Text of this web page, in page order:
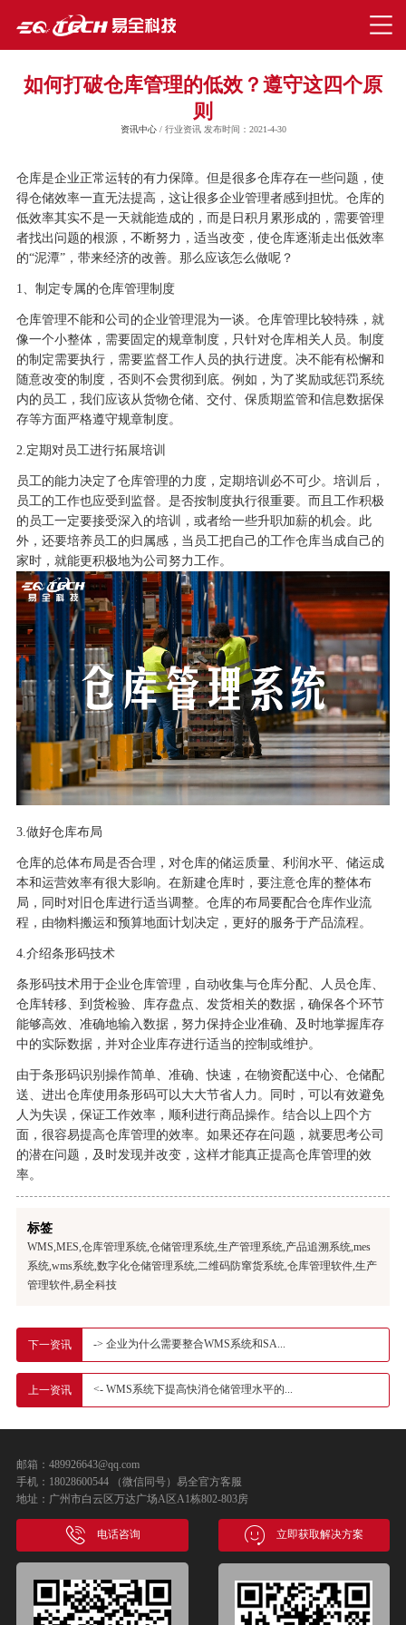
如何打破仓库管理的低效？遵守这四个原
则
资讯中心/ 行业资讯 发布时间：2021-4-30
仓库是企业正常运转的有力保障。但是很多仓库存在一些问题，使
得仓储效率一直无法提高，这让很多企业管理者感到担忧。仓库的
低效率其实不是一天就能造成的，而是日积月累形成的，需要管理
者找出问题的根源，不断努力，适当改变，使仓库逐渐走出低效率
的“泥潭”，带来经济的改善。那么应该怎么做呢？
1、制定专属的仓库管理制度
仓库管理不能和公司的企业管理混为一谈。仓库管理比较特殊，就
像一个小整体，需要固定的规章制度，只针对仓库相关人员。制度
的制定需要执行，需要监督工作人员的执行进度。决不能有松懈和
随意改变的制度，否则不会贯彻到底。例如，为了奖励或惩罚系统
内的员工，我们应该从货物仓储、交付、保质期监管和信息数据保
存等方面严格遵守规章制度。
2.定期对员工进行拓展培训
员工的能力决定了仓库管理的力度，定期培训必不可少。培训后，
员工的工作也应受到监督。是否按制度执行很重要。而且工作积极
的员工一定要接受深入的培训，或者给一些升职加薪的机会。此
外，还要培养员工的归属感，当员工把自己的工作仓库当成自己的
家时，就能更积极地为公司努力工作。
3. 做好仓库布局
仓库的总体布局是否合理，对仓库的储运质量、利润水平、储运成
本和运营效率有很大影响。在新建仓库时，要注意仓库的整体布
局，同时对旧仓库进行适当调整。仓库的布局要配合仓库作业流
程，由物料搬运和预算地面计划决定，更好的服务于产品流程。
4. 介绍条形码技术
条形码技术用于企业仓库管理，自动收集与仓库分配、人员仓库、
仓库转移、到货检验、库存盘点、发货相关的数据，确保各个环节
能够高效、准确地输入数据，努力保持企业准确、及时地掌握库存
中的实际数据，并对企业库存进行适当的控制或维护。
由于条形码识别操作简单、准确、快速，在物资配送中心、仓储配
送、进出仓库使用条形码可以大大节省人力。同时，可以有效避免
人为失误，保证工作效率，顺利进行商品操作。 结合以上四个方
面，很容易提高仓库管理的效率。如果还存在问题，就要思考公司
的潜在问题，及时发现并改变，这样才能真正提高仓库管理的效
率。
标签
WMS,MES,仓库管理系统,仓储管理系统,生产管理系统,产品追溯系统,mes
系统,wms系统,数字化仓储管理系统,二维码防窜货系统,仓库管理软件,生产
管理软件,易全科技
下一资讯 -> 企业为什么需要整合WMS系统和SA...
上一资讯 <- WMS系统下提高快消仓储管理水平的...
邮箱：489926643@qq.com
手机：18028600544 （微信同号）易全官方客服
地址：广州市白云区万达广场A区A1栋802-803房
电话咨询 立即获取解决方案